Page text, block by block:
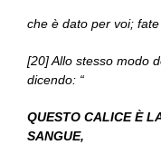
che è dato per voi;
[20] Allo stesso modo
dicendo: “
QUESTO CALICE È
SANGUE,